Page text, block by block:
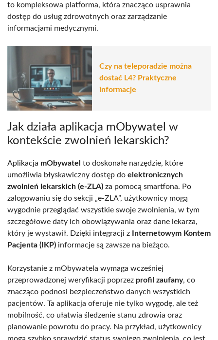
to kompleksowa platforma, która znacząco usprawnia
dostęp do usług zdrowotnych oraz zarządzanie
informacjami medycznymi.
Czy na teleporadzie można
dostać L4? Praktyczne
informacje
Jak działa aplikacja mObywatel w
kontekście zwolnień lekarskich?
Aplikacja mObywatel to doskonałe narzędzie, które
umożliwia błyskawiczny dostęp do elektronicznych
zwolnień lekarskich (e-ZLA) za pomocą smartfona. Po
zalogowaniu się do sekcji „e-ZLA”, użytkownicy mogą
wygodnie przeglądać wszystkie swoje zwolnienia, w tym
szczegółowe daty ich obowiązywania oraz dane lekarza,
który je wystawił. Dzięki integracji z
Internetowym Kontem
Pacjenta (IKP) informacje są zawsze na bieżąco.
Korzystanie z mObywatela wymaga wcześniej
przeprowadzonej weryfikacji poprzez profil zaufany, co
znacząco podnosi bezpieczeństwo danych wszystkich
pacjentów. Ta aplikacja oferuje nie tylko wygodę, ale też
mobilność, co ułatwia śledzenie stanu zdrowia oraz
planowanie powrotu do pracy. Na przykład, użytkownicy